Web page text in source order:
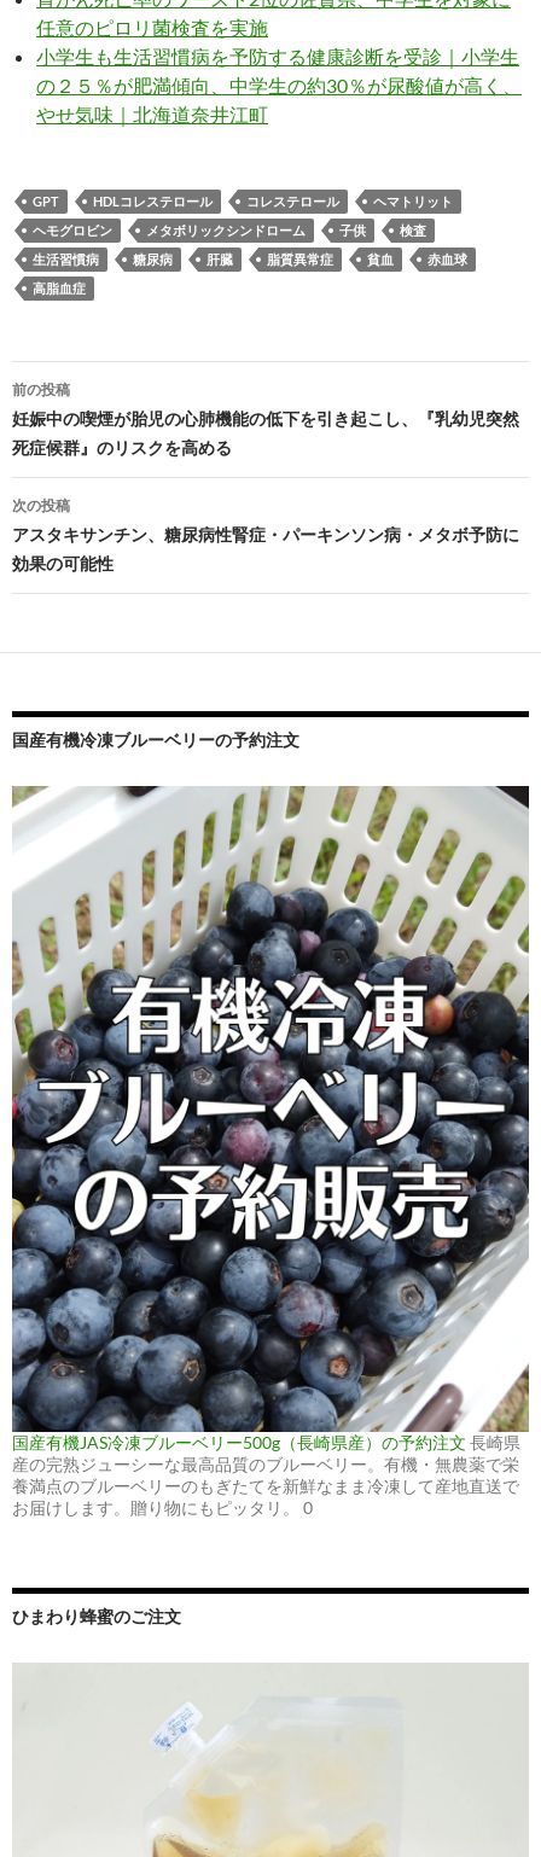
任意のピロリ菌検査を実施
小学生も生活習慣病を予防する健康診断を受診｜小学生
の２５％が肥満傾向、中学生の約30％が尿酸値が高く、
やせ気味｜北海道奈井江町
GPT HDLコレステロール コレステロール
ヘマトリット
ヘモグロビン
メタボリックシンドローム 子供
検査
生活習慣病
糖尿病 肝臓 脂質異常症 貧血
赤血球
高脂血症
投
稿
ナ
ビ
ゲ
ー
ン
前の投稿
妊娠中の喫煙が胎児の心肺機能の低下を引き起こし、『乳幼児突然
死症候群』のリスクを高める
次の投稿
アスタキサンチン、糖尿病性腎症・パーキンソン病・メタボ予防に
効果の可能性
国産有機冷凍ブルーベリーの予約注文
国産有機JAS冷凍ブルーベリー500g（長崎県産）の予約注文 長崎県
産の完熟ジューシーな最高品質のブルーベリー。有機・無農薬で栄
養満点のブルーベリーのもぎたてを新鮮なまま冷凍して産地直送で
お届けします。贈り物にもピッタリ。 0
ひまわり蜂蜜のご注文